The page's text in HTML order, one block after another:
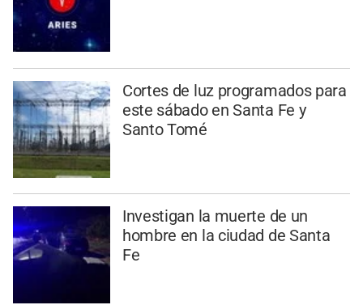
Cortes de luz programados para
este sábado en Santa Fe y
Santo Tomé
Investigan la muerte de un
hombre en la ciudad de Santa
Fe